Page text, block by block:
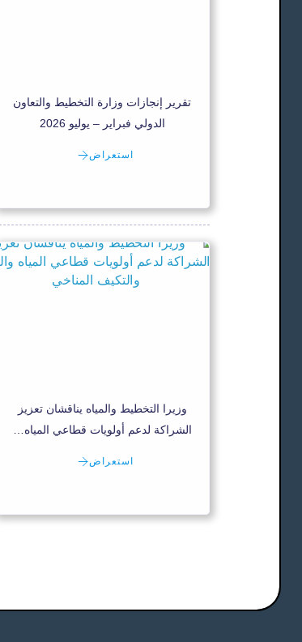
تقرير إنجازات وزارة التخطيط والتعاون
الدولي فبراير – يوليو 2026
استعراض
وزيرا التخطيط والمياه يناقشان تعزيز
الشراكة لدعم أولويات قطاعي المياه…
استعراض